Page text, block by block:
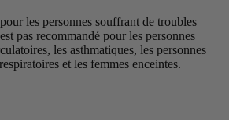
les personnes souffrant de troubles
pas recommandé pour les personnes
les asthmatiques, les personnes
et les femmes enceintes.